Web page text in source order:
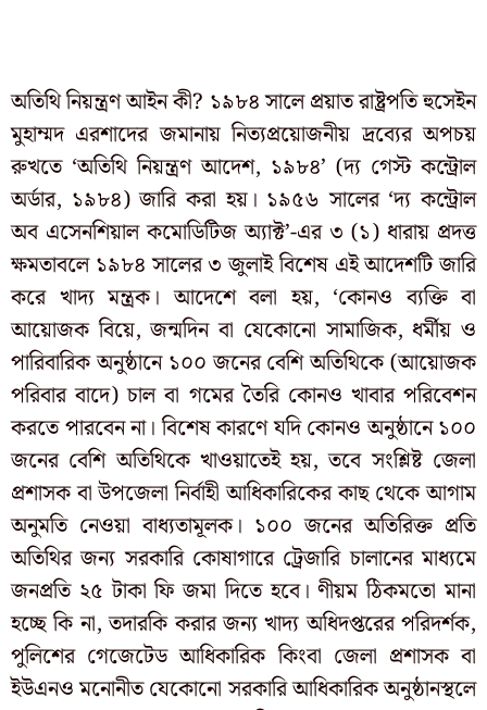
অতিথি নিয়ন্ত্রণ আইন কী? ১৯৮৪ সালে প্রয়াত রাষ্ট্রপতি হুসেইন
মুহাম্মদ এরশাদের জমানায় নিত্যপ্রয়োজনীয় দ্রব্যের অপচয়
রুখতে ‘অতিথি নিয়ন্ত্রণ আদেশ, ১৯৮৪’ (দ্য গেস্ট কন্ট্রোল
অর্ডার, ১৯৮৪) জারি করা হয়। ১৯৫৬ সালের ‘দ্য কন্ট্রোল
অব এসেনশিয়াল কমোডিটিজ অ্যাক্ট’-এর ৩ (১) ধারায় প্রদত্ত
ক্ষমতাবলে ১৯৮৪ সালের ৩ জুলাই বিশেষ এই আদেশটি জারি
করে খাদ্য মন্ত্রক। আদেশে বলা হয়, ‘কোনও ব্যক্তি বা
আয়োজক বিয়ে, জন্মদিন বা যেকোনো সামাজিক, ধর্মীয় ও
পারিবারিক অনুষ্ঠানে ১০০ জনের বেশি অতিথিকে (আয়োজক
পরিবার বাদে) চাল বা গমের তৈরি কোনও খাবার পরিবেশন
করতে পারবেন না। বিশেষ কারণে যদি কোনও অনুষ্ঠানে ১০০
জনের বেশি অতিথিকে খাওয়াতেই হয়, তবে সংশ্লিষ্ট জেলা
প্রশাসক বা উপজেলা নির্বাহী আধিকারিকের কাছ থেকে আগাম
অনুমতি নেওয়া বাধ্যতামূলক। ১০০ জনের অতিরিক্ত প্রতি
অতিথির জন্য সরকারি কোষাগারে ট্রেজারি চালানের মাধ্যমে
জনপ্রতি ২৫ টাকা ফি জমা দিতে হবে। ণীয়ম ঠিকমতো মানা
হচ্ছে কি না, তদারকি করার জন্য খাদ্য অধিদপ্তরের পরিদর্শক,
পুলিশের গেজেটেড আধিকারিক কিংবা জেলা প্রশাসক বা
ইউএনও মনোনীত যেকোনো সরকারি আধিকারিক অনুষ্ঠানস্থলে